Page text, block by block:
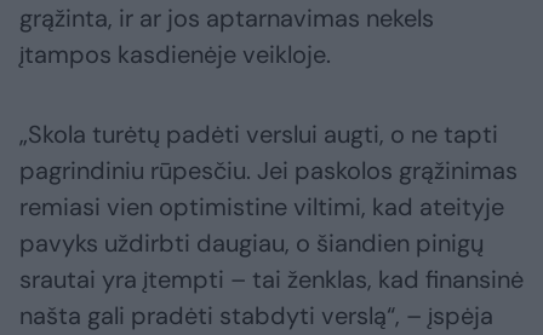
grąžinta, ir ar jos aptarnavimas nekels
įtampos kasdienėje veikloje.
„Skola turėtų padėti verslui augti, o ne tapti
pagrindiniu rūpesčiu. Jei paskolos grąžinimas
remiasi vien optimistine viltimi, kad ateityje
pavyks uždirbti daugiau, o šiandien pinigų
srautai yra įtempti – tai ženklas, kad finansinė
našta gali pradėti stabdyti verslą“, – įspėja